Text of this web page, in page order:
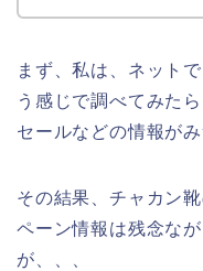
まず、私は、ネット
う感じで調べてみた
セールなどの情報が
その結果、チャカン
ペーン情報は残念な
が、、、